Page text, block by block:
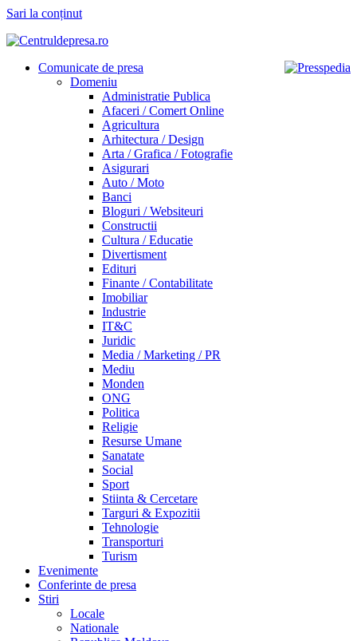
Sari la conținut
Comunicate de presa
Domeniu
Administratie Publica
Afaceri / Comert Online
Agricultura
Arhitectura / Design
Arta / Grafica / Fotografie
Asigurari
Auto / Moto
Banci
Bloguri / Websiteuri
Constructii
Cultura / Educatie
Divertisment
Edituri
Finante / Contabilitate
Imobiliar
Industrie
IT&C
Juridic
Media / Marketing / PR
Mediu
Monden
ONG
Politica
Religie
Resurse Umane
Sanatate
Social
Sport
Stiinta & Cercetare
Targuri & Expozitii
Tehnologie
Transporturi
Turism
Evenimente
Conferinte de presa
Stiri
Locale
Nationale